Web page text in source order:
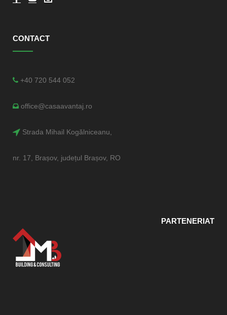
CONTACT
+40 720 544 052
office@casaavantaj.ro
Strada Mihail Kogălniceanu,
nr. 17, Brașov, județul Brașov, RO
PARTENERIAT